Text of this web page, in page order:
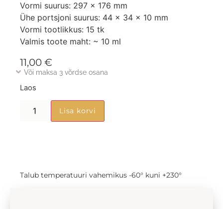
Vormi suurus: 297 x 176 mm
Ühe portsjoni suurus: 44 x 34 x 10 mm
Vormi tootlikkus: 15 tk
Valmis toote maht: ~ 10 ml
11,00 €
Või maksa 3 võrdse osana
Laos
Lisa korvi
Talub temperatuuri vahemikus -60° kuni +230°